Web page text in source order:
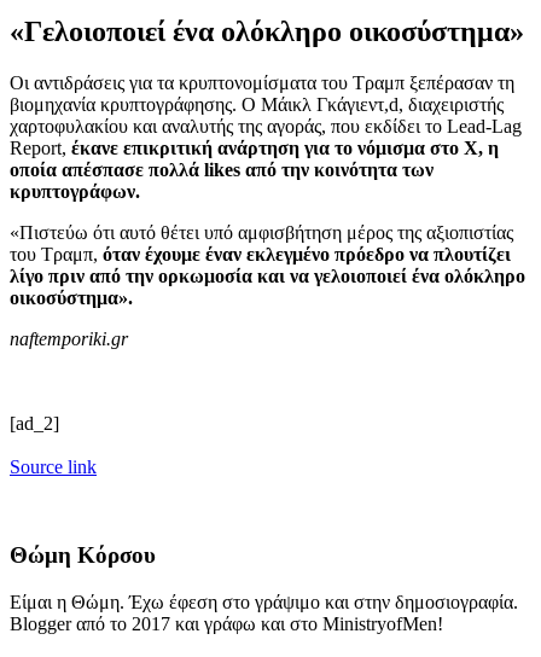
«Γελοιοποιεί ένα ολόκληρο οικοσύστημα»
Οι αντιδράσεις για τα κρυπτονομίσματα του Τραμπ ξεπέρασαν τη
βιομηχανία κρυπτογράφησης. Ο Μάικλ Γκάγιεντ,d, διαχειριστής
χαρτοφυλακίου και αναλυτής της αγοράς, που εκδίδει το Lead-Lag
Report, έκανε επικριτική ανάρτηση για το νόμισμα στο X, η
οποία απέσπασε πολλά likes από την κοινότητα των
κρυπτογράφων.
«Πιστεύω ότι αυτό θέτει υπό αμφισβήτηση μέρος της αξιοπιστίας
του Τραμπ, όταν έχουμε έναν εκλεγμένο πρόεδρο να πλουτίζει
λίγο πριν από την ορκωμοσία και να γελοιοποιεί ένα ολόκληρο
οικοσύστημα».
naftemporiki.gr
[ad_2]
Source link
Θώμη Κόρσου
Είμαι η Θώμη. Έχω έφεση στο γράψιμο και στην δημοσιογραφία.
Blogger από το 2017 και γράφω και στο MinistryofMen!